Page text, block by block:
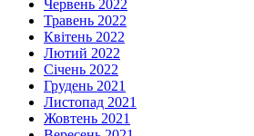
Червень 2022
Травень 2022
Квітень 2022
Лютий 2022
Січень 2022
Грудень 2021
Листопад 2021
Жовтень 2021